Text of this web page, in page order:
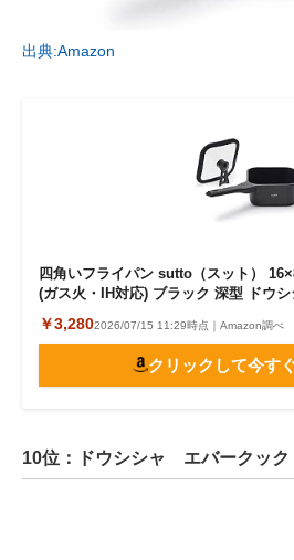
出典:Amazon
四角いフライパン sutto（スット）
(ガス火・IH対応) ブラック 深型 ドウシ
￥3,2802026/07/15 11:29時点｜Amazon調べ
クリックして今す
10位：ドウシシャ エバークック